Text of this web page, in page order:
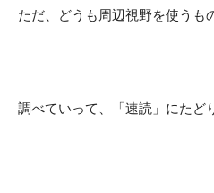
ただ、どうも周辺視野を使うも
調べていって、「速読」にたど